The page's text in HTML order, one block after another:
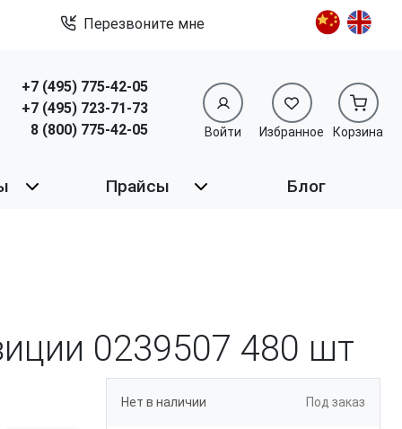
Перезвоните мне
+7 (495) 775-42-05
+7 (495) 723-71-73
8 (800) 775-42-05
Войти Избранное Корзина
Прайсы Блог
0239507 480 шт
Нет в наличии Под заказ